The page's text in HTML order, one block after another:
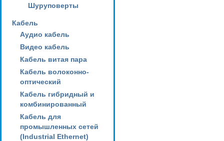
Шуруповерты
Кабель
Аудио кабель
Видео кабель
Кабель витая пара
Кабель волоконно-
оптический
Кабель гибридный и
комбинированный
Кабель для
промышленных сетей
(Industrial Ethernet)